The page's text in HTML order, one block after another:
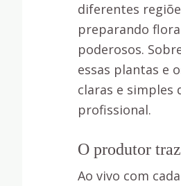
diferentes
preparando
poderosos.
essas plantas e
claras e simples
profissional.
O produtor
Ao vivo com